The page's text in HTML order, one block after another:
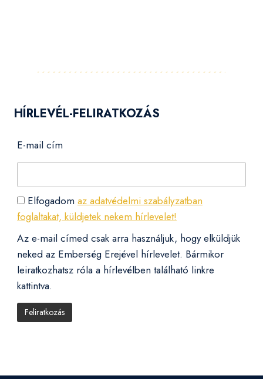
HÍRLEVÉL-FELIRATKOZÁS
E-mail cím
Elfogadom az adatvédelmi szabályzatban
foglaltakat, küldjetek nekem hírlevelet!
Az e-mail címed csak arra használjuk, hogy elküldjük
neked az Emberség Erejével hírlevelet. Bármikor
leiratkozhatsz róla a hírlevélben található linkre
kattintva.